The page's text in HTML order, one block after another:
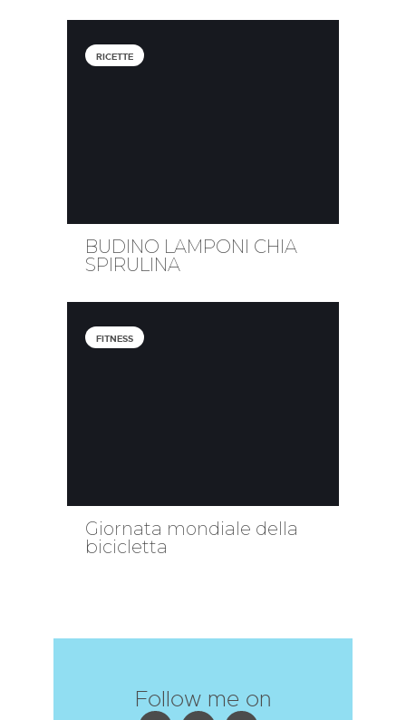
RICETTE
BUDINO LAMPONI CHIA
SPIRULINA
FITNESS
Giornata mondiale della
bicicletta
Follow me on